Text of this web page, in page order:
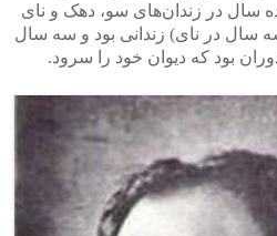
ده سال در زندان‌های سو، دهک و نای
در نای) زندانی بود و سه سال
بود که دیوان خود را سرود.